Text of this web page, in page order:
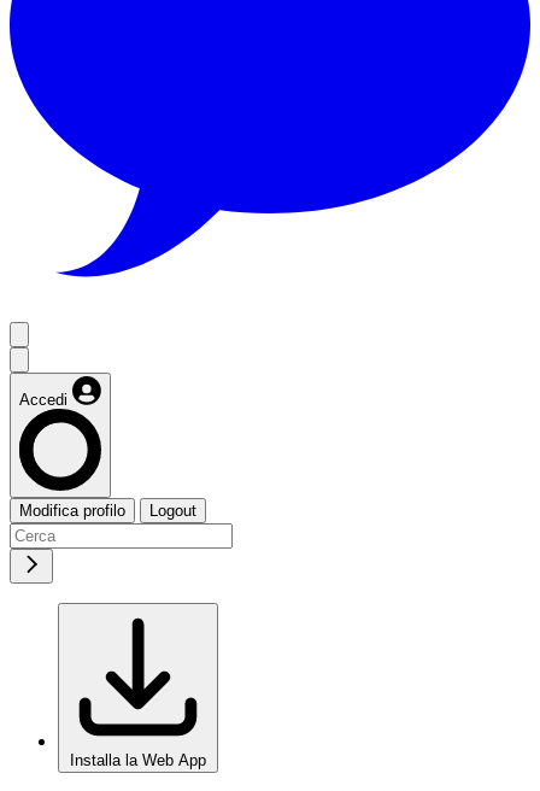
Accedi
Modifica profilo Logout
Installa la Web App